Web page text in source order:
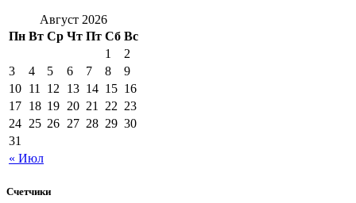
Август 2026
Пн Вт Ср Чт Пт Сб Вс
« Июл
1
2
3
4 5 6 7 8
9
10 11 12 13 14 15 16
17 18 19 20 21 22 23
24 25 26 27 28 29 30
31
Счетчики